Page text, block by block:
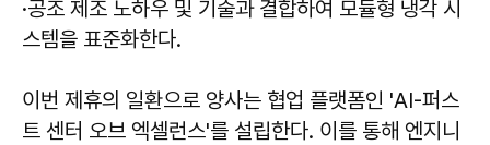
·공조 제조 노하우 및 기술과 결합하여 모듈형 냉각 시
스템을 표준화한다.
이번 제휴의 일환으로 양사는 협업 플랫폼인 'AI-퍼스
트 센터 오브 엑셀런스'를 설립한다. 이를 통해 엔지니